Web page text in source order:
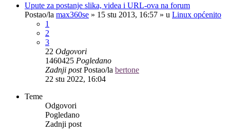
Upute za postanje slika, videa i URL-ova na forum
Postao/la max360se » 15 stu 2013, 16:57 » u Linux općenito
1
2
3
22 Odgovori
1460425 Pogledano
Zadnji postPostao/la bertone
22 stu 2022, 16:04
Teme
Odgovori
Pogledano
Zadnji post